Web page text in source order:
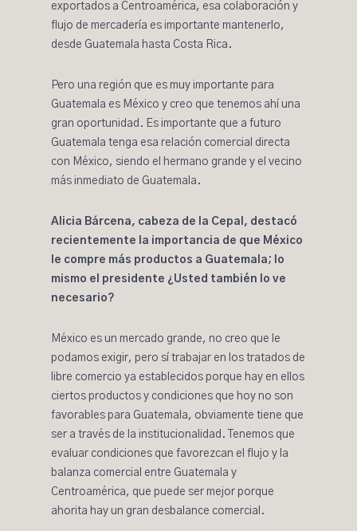
exportados a Centroamérica, esa colaboración y
flujo de mercadería es importante mantenerlo,
desde Guatemala hasta Costa Rica.
Pero una región que es muy importante para
Guatemala es México y creo que tenemos ahí una
gran oportunidad. Es importante que a futuro
Guatemala tenga esa relación comercial directa
con México, siendo el hermano grande y el vecino
más inmediato de Guatemala.
Alicia Bárcena, cabeza de la Cepal, destacó
recientemente la importancia de que México
le compre más productos a Guatemala; lo
mismo el presidente ¿Usted también lo ve
necesario?
México es un mercado grande, no creo que le
podamos exigir, pero sí trabajar en los tratados de
libre comercio ya establecidos porque hay en ellos
ciertos productos y condiciones que hoy no son
favorables para Guatemala, obviamente tiene que
ser a través de la institucionalidad. Tenemos que
evaluar condiciones que favorezcan el flujo y la
balanza comercial entre Guatemala y
Centroamérica, que puede ser mejor porque
ahorita hay un gran desbalance comercial.